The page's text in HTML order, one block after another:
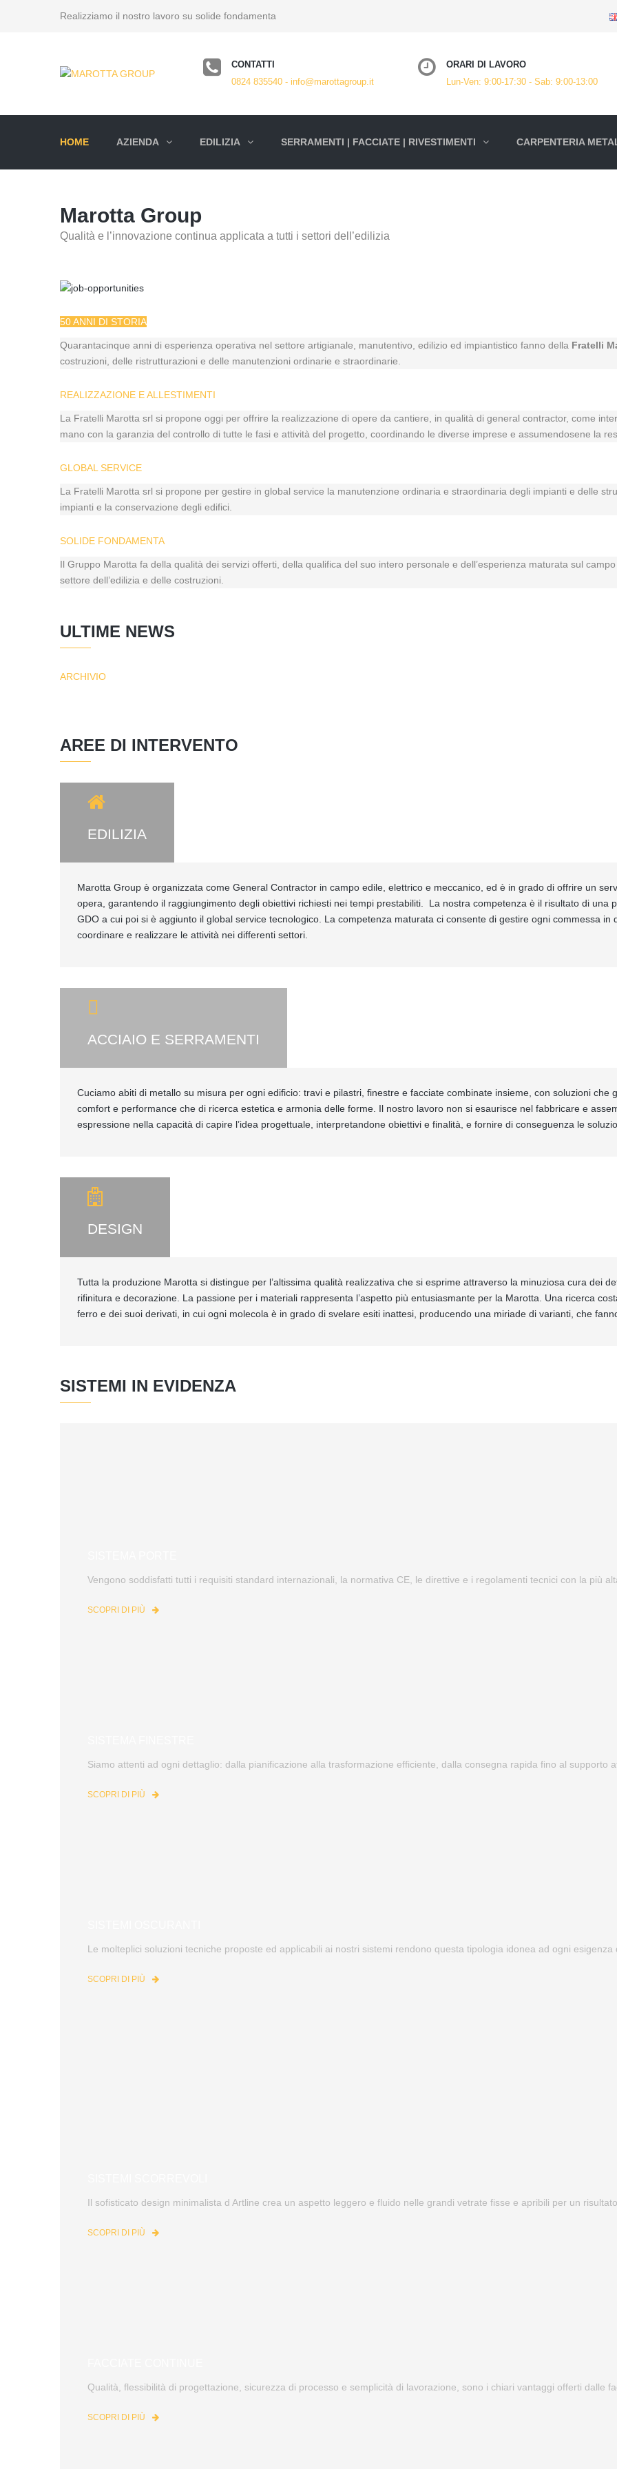
Realizziamo il nostro lavoro su solide fondamenta
CONTATTI
0824 835540 - info@marottagroup.it
ORARI DI LAVORO
Lun-Ven: 9:00-17:30 - Sab: 9:00-13:00
HOME AZIENDA EDILIZIA SERRAMENTI | FACCIATE | RIVESTIMENTI CARPENTERIA
Marotta Group
Qualità e l’innovazione continua applicata a tutti i settori dell’edilizia
50 ANNI DI STORIA
Quarantacinque anni di esperienza operativa nel settore artigianale, manutentivo, edilizio ed impiantistico fanno della Fratelli
costruzioni, delle ristrutturazioni e delle manutenzioni ordinarie e straordinarie.
REALIZZAZIONE E ALLESTIMENTI
La Fratelli Marotta srl si propone oggi per offrire la realizzazione di opere da cantiere, in qualità di general contractor, come
mano con la garanzia del controllo di tutte le fasi e attività del progetto, coordinando le diverse imprese e assumendosene la
GLOBAL SERVICE
La Fratelli Marotta srl si propone per gestire in global service la manutenzione ordinaria e straordinaria degli impianti e delle
impianti e la conservazione degli edifici.
SOLIDE FONDAMENTA
Il Gruppo Marotta fa della qualità dei servizi offerti, della qualifica del suo intero personale e dell’esperienza maturata sul
settore dell’edilizia e delle costruzioni.
ULTIME NEWS
ARCHIVIO
AREE DI INTERVENTO
EDILIZIA
Marotta Group è organizzata come General Contractor in campo edile, elettrico e meccanico, ed è in grado di offrire un
opera, garantendo il raggiungimento degli obiettivi richiesti nei tempi prestabiliti. La nostra competenza è il risultato di una
GDO a cui poi si è aggiunto il global service tecnologico. La competenza maturata ci consente di gestire ogni commessa in
coordinare e realizzare le attività nei differenti settori.
ACCIAIO E SERRAMENTI
Cuciamo abiti di metallo su misura per ogni edificio: travi e pilastri, finestre e facciate combinate insieme, con soluzioni che
comfort e performance che di ricerca estetica e armonia delle forme. Il nostro lavoro non si esaurisce nel fabbricare e
espressione nella capacità di capire l’idea progettuale, interpretandone obiettivi e finalità, e fornire di conseguenza le
DESIGN
Tutta la produzione Marotta si distingue per l’altissima qualità realizzativa che si esprime attraverso la minuziosa cura dei
rifinitura e decorazione. La passione per i materiali rappresenta l’aspetto più entusiasmante per la Marotta. Una ricerca
ferro e dei suoi derivati, in cui ogni molecola è in grado di svelare esiti inattesi, producendo una miriade di varianti, che
SISTEMI IN EVIDENZA
Vengono soddisfatti tutti i requisiti standard internazionali, la normativa CE, le direttive e i regolamenti tecnici con la più
SCOPRI DI PIÙ
Siamo attenti ad ogni dettaglio: dalla pianificazione alla trasformazione efficiente, dalla consegna rapida fino al supporto
SCOPRI DI PIÙ
Le molteplici soluzioni tecniche proposte ed applicabili ai nostri sistemi rendono questa tipologia idonea ad ogni esigenza
SCOPRI DI PIÙ
Il sofisticato design minimalista d Artline crea un aspetto leggero e fluido nelle grandi vetrate fisse e apribili per un
SCOPRI DI PIÙ
Qualità, flessibilità di progettazione, sicurezza di processo e semplicità di lavorazione, sono i chiari vantaggi offerti dalle
SCOPRI DI PIÙ